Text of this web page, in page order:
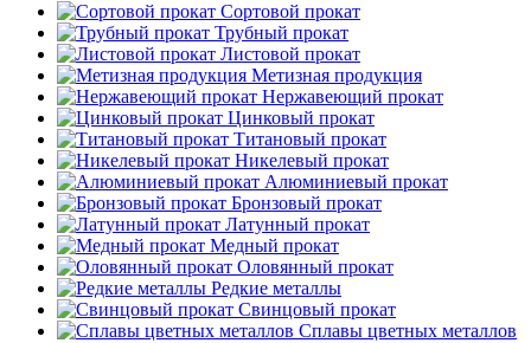
Сортовой прокат
Трубный прокат
Листовой прокат
Метизная продукция
Нержавеющий прокат
Цинковый прокат
Титановый прокат
Никелевый прокат
Алюминиевый прокат
Бронзовый прокат
Латунный прокат
Медный прокат
Оловянный прокат
Редкие металлы
Свинцовый прокат
Сплавы цветных металлов